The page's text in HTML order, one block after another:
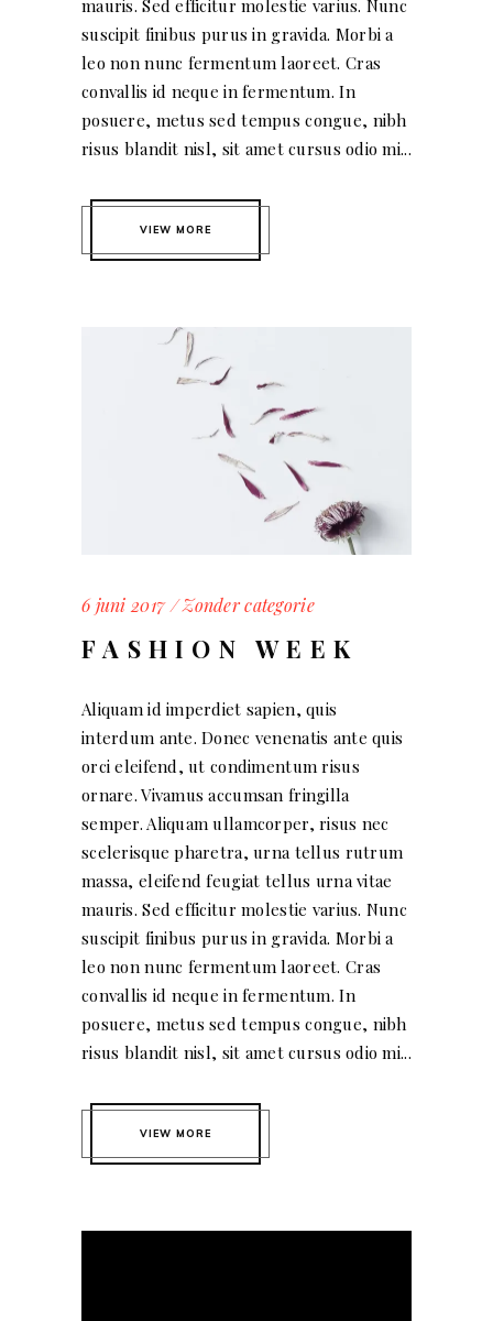
mauris. Sed efficitur molestie varius. Nunc
suscipit finibus purus in gravida. Morbi a
leo non nunc fermentum laoreet. Cras
convallis id neque in fermentum. In
posuere, metus sed tempus congue, nibh
risus blandit nisl, sit amet cursus odio mi...
VIEW MORE
6 juni 2017 Zonder categorie
FASHION WEEK
Aliquam id imperdiet sapien, quis
interdum ante. Donec venenatis ante quis
orci eleifend, ut condimentum risus
ornare. Vivamus accumsan fringilla
semper. Aliquam ullamcorper, risus nec
scelerisque pharetra, urna tellus rutrum
massa, eleifend feugiat tellus urna vitae
mauris. Sed efficitur molestie varius. Nunc
suscipit finibus purus in gravida. Morbi a
leo non nunc fermentum laoreet. Cras
convallis id neque in fermentum. In
posuere, metus sed tempus congue, nibh
risus blandit nisl, sit amet cursus odio mi...
VIEW MORE